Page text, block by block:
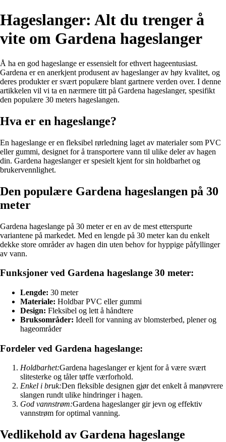
Hageslanger: Alt du trenger å
vite om Gardena hageslanger
Å ha en god hageslange er essensielt for ethvert hageentusiast.
Gardena er en anerkjent produsent av hageslanger av høy kvalitet, og
deres produkter er svært populære blant gartnere verden over. I denne
artikkelen vil vi ta en nærmere titt på Gardena hageslanger, spesifikt
den populære 30 meters hageslangen.
Hva er en hageslange?
En hageslange er en fleksibel rørledning laget av materialer som PVC
eller gummi, designet for å transportere vann til ulike deler av hagen
din. Gardena hageslanger er spesielt kjent for sin holdbarhet og
brukervennlighet.
Den populære Gardena hageslangen på 30
meter
Gardena hageslange på 30 meter er en av de mest etterspurte
variantene på markedet. Med en lengde på 30 meter kan du enkelt
dekke store områder av hagen din uten behov for hyppige påfyllinger
av vann.
Funksjoner ved Gardena hageslange 30 meter:
Lengde: 30 meter
Materiale: Holdbar PVC eller gummi
Design: Fleksibel og lett å håndtere
Bruksområder: Ideell for vanning av blomsterbed, plener og
hageområder
Fordeler ved Gardena hageslange:
Holdbarhet:Gardena hageslanger er kjent for å være svært
slitesterke og tåler tøffe værforhold.
Enkel i bruk:Den fleksible designen gjør det enkelt å manøvrere
slangen rundt ulike hindringer i hagen.
God vannstrøm:Gardena hageslanger gir jevn og effektiv
vannstrøm for optimal vanning.
Vedlikehold av Gardena hageslange